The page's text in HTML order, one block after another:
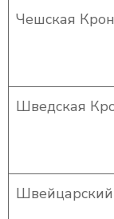
Чешская
Шведская